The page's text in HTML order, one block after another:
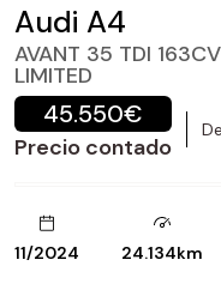
Audi A4
AVANT 35 TDI
LIMITED
45.550€
Precio contado
11/2024 24.134km